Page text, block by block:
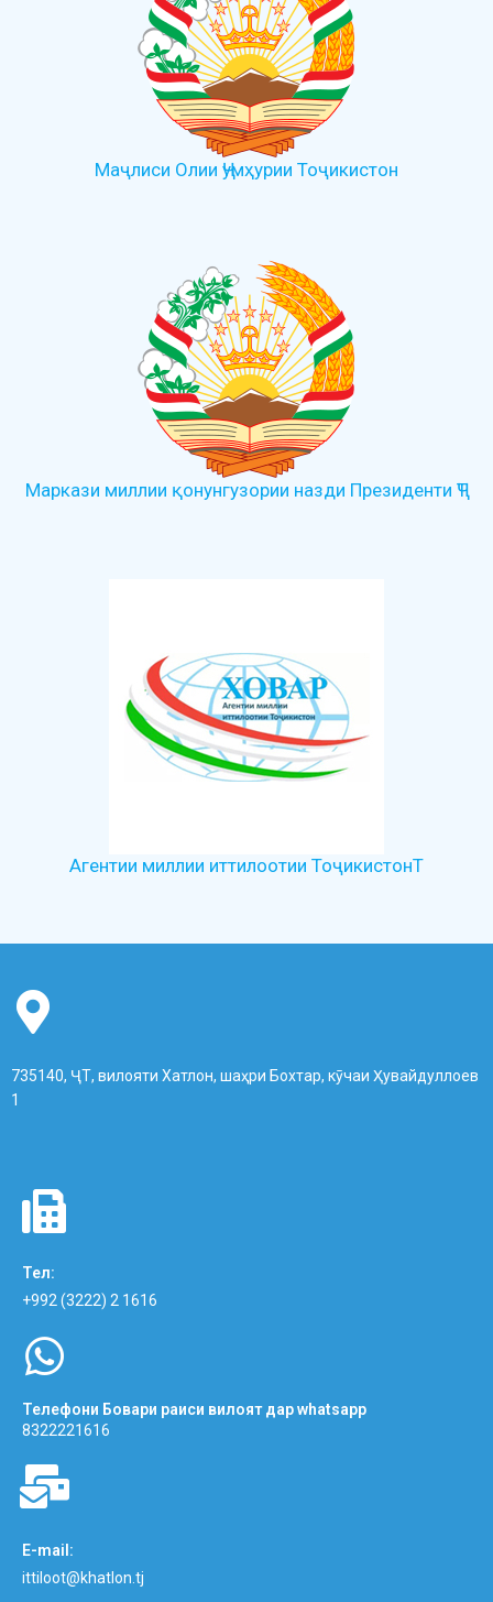
Маҷлиси Олии Ҷумҳурии Тоҷикистон
Маркази миллии қонунгузории назди Президенти ҶТ
Агентии миллии иттилоотии ТоҷикистонТ
735140, ҶТ, вилояти Хатлон, шаҳри Бохтар, кӯчаи Ҳувайдуллоев
1
Тел:
+992 (3222) 2 1616
Телефони Бовари раиси вилоят дар whatsapp
8322221616
E-mail:
ittiloot@khatlon.tj